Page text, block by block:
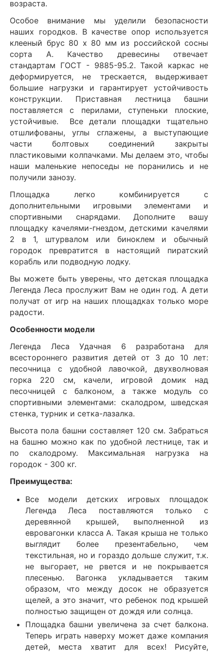
возраста.
Особое внимание мы уделили безопасности
наших городков. В качестве опор используется
клееный брус 80 х 80 мм из российской сосны
сорта А. Качество древесины отвечает
стандартам ГОСТ - 9885-95.2. Такой каркас не
деформируется, не трескается, выдерживает
большие нагрузки и гарантирует устойчивость
конструкции. Приставная лестница башни
поставляется с перилами, ступеньки плоские,
устойчивые. Все детали площадки тщательно
отшлифованы, углы сглажены, а выступающие
части болтовых соединений закрыты
пластиковыми колпачками. Мы делаем это, чтобы
наши маленькие непоседы не поранились и не
получили занозу.
Площадка легко комбинируется с
дополнительными игровыми элементами и
спортивными снарядами. Дополните вашу
площадку качелями-гнездом, детскими качелями
2 в 1, штурвалом или биноклем и обычный
городок превратится в настоящий пиратский
корабль или подводную лодку.
Вы можете быть уверены, что детская площадка
Легенда Леса прослужит Вам не один год. А дети
получат от игр на наших площадках только море
радости.
Особенности модели
Легенда Леса Удачная 6 разработана для
всестороннего развития детей от 3 до 10 лет:
песочница с удобной лавочкой, двухволновая
горка 220 см, качели, игровой домик над
песочницей с балконом, а также модуль со
спортивными элементами: скалодром, шведская
стенка, турник и сетка-лазалка.
Высота пола башни составляет 120 см. Забраться
на башню можно как по удобной лестнице, так и
по скалодрому. Максимальная нагрузка на
городок - 300 кг.
Преимущества:
Все модели детских игровых площадок
Легенда Леса поставляются только с
деревянной крышей, выполненной из
евровагонки класса А. Такая крыша не только
выглядит более презентабельно, чем
текстильная, но и гораздо дольше служит, т.к.
не выгорает, не рвется и не покрывается
плесенью. Вагонка укладывается таким
образом, что между досок не образуется
щелей, а это значит, что ребенок под крышей
полностью защищен от дождя или солнца.
Площадка башни увеличена за счет балкона.
Теперь играть наверху может даже компания
детей, места хватит для всех! Рисуйте,